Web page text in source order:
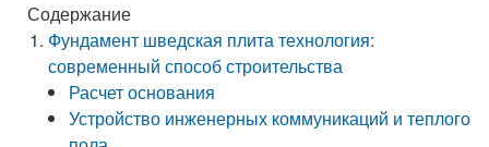
Содержание
Фундамент шведская плита технология:
современный способ строительства
Расчет основания
Устройство инженерных коммуникаций и теплого